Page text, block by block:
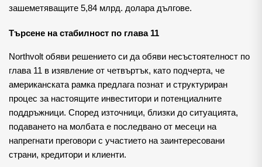
зашеметяващите 5,84 млрд. долара дългове.
Търсене на стабилност по глава 11
Northvolt обяви решението си да обяви несъстоятелност по
глава 11 в изявление от четвъртък, като подчерта, че
американската рамка предлага познат и структуриран
процес за настоящите инвеститори и потенциалните
поддръжници. Според източници, близки до ситуацията,
подаването на молбата е последвано от месеци на
напрегнати преговори с участието на заинтересовани
страни, кредитори и клиенти.